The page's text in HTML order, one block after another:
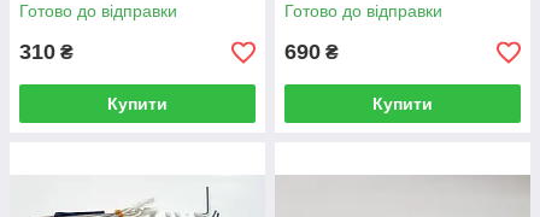
Готово до відправки
310 ₴
Купити
Готово до відправки
690 ₴
Купити